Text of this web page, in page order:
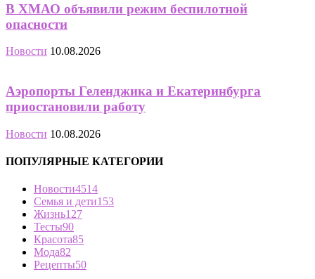
В ХМАО объявили режим беспилотной
опасности
Новости 10.08.2026
Аэропорты Геленджика и Екатеринбурга
приостановили работу
Новости 10.08.2026
ПОПУЛЯРНЫЕ КАТЕГОРИИ
Новости4514
Семья и дети153
Жизнь127
Тесты90
Красота85
Мода82
Рецепты50